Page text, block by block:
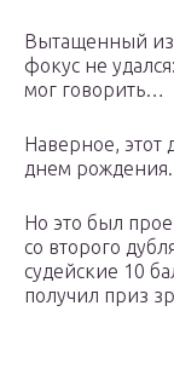
Вытащенный из
фокус не
мог говорить…
Наверное, этот
днем рождения.
Но это был
со второго
судейские 10
получил приз